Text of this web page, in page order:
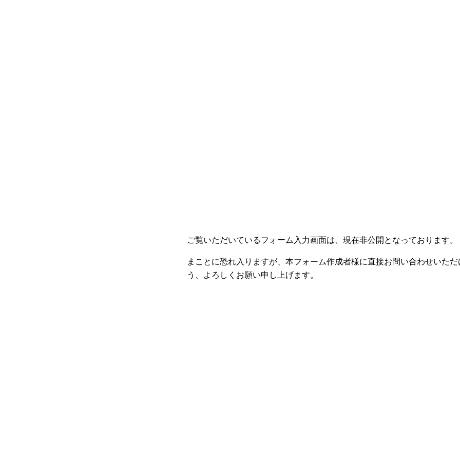
ご覧いただいているフォーム入力画面は、現在非公開となっております。
まことに恐れ入りますが、本フォーム作成者様に直接お問い合わせいた
う、よろしくお願い申し上げます。